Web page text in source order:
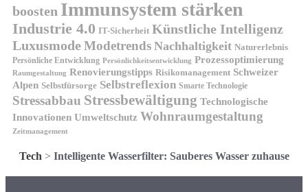
boosten Immunsystem stärken
Industrie 4.0 IT-Sicherheit Künstliche Intelligenz
LuxusmodeModetrends Nachhaltigkeit Naturerlebnis
Persönliche Entwicklung Persönlichkeitsentwicklung Prozessoptimierung
Raumgestaltung Renovierungstipps Risikomanagement Schweizer
Alpen Selbstfürsorge Selbstreflexion Smarte Technologie
Stressabbau Stressbewältigung Technologische
Innovationen Umweltschutz Wohnraumgestaltung
Zeitmanagement
Tech > Intelligente Wasserfilter: Sauberes Wasser zuhause